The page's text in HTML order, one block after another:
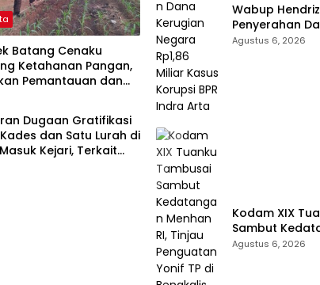
Batang Cenaku
Ketahanan Pangan,
Pemantauan dan
Dugaan Gratifikasi
dan Satu Lurah di
Kejari, Terkait
Wabup
Penyerahan
Negara Rp1,86
Agustus 6, 2026
Kodam XIX
Sambut
RI, Tinjau
Agustus 6, 2026